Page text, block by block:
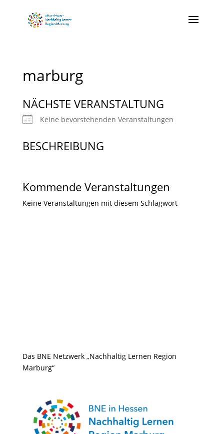
marburg
NÄCHSTE VERANSTALTUNG
Keine bevorstehenden Veranstaltungen
BESCHREIBUNG
Kommende Veranstaltungen
Keine Veranstaltungen mit diesem Schlagwort
Das BNE Netzwerk „Nachhaltig Lernen Region
Marburg“